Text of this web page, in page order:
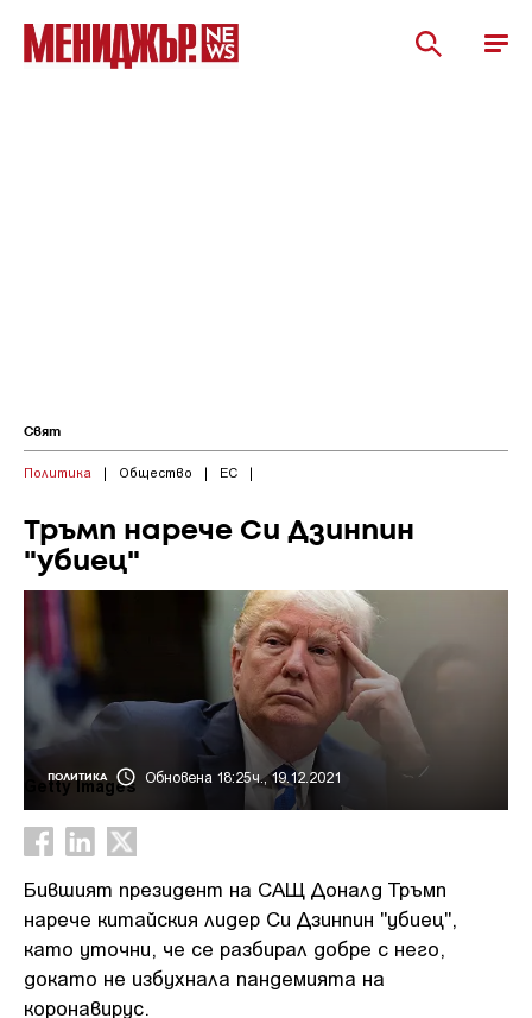
Свят
Политика | Общество | ЕС |
Тръмп нарече Си Дзинпин
"убиец"
ПОЛИТИКА Обновена 18:25ч., 19.12.2021
Getty Images
Бившият президент на САЩ Доналд Тръмп
нарече китайския лидер Си Дзинпин "убиец",
като уточни, че се разбирал добре с него,
докато не избухнала пандемията на
коронавирус.